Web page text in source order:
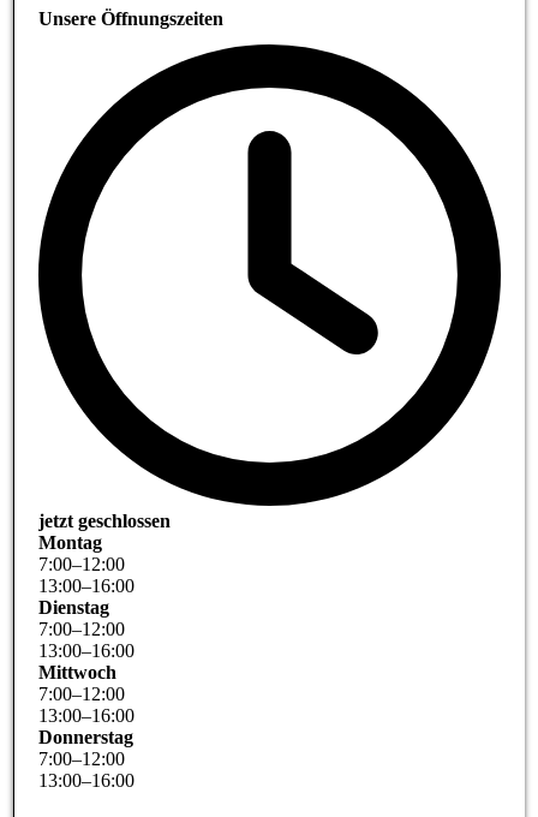
Unsere Öffnungszeiten
jetzt geschlossen
Montag
7:00–12:00
13:00–16:00
Dienstag
7:00–12:00
13:00–16:00
Mittwoch
7:00–12:00
13:00–16:00
Donnerstag
7:00–12:00
13:00–16:00